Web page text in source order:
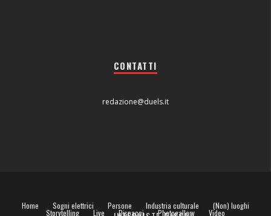
CONTATTI
redazione@duels.it
Home Sogni elettrici Persone Industria culturale (Non) luoghi
Storytelling Live Dispacci Photogallery Video